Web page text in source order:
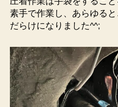
素手で作業し、あらゆる
だらけになりました^^;